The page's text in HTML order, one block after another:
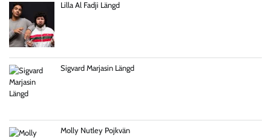
Lilla Al Fadji Längd
Sigvard Marjasin Längd
Molly Nutley Pojkvän